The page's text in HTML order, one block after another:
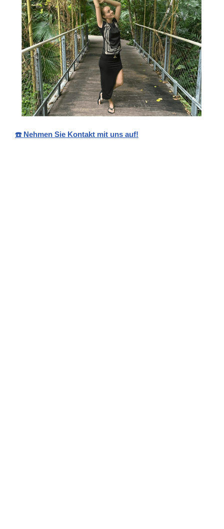
☎️ Nehmen Sie Kontakt mit uns auf!